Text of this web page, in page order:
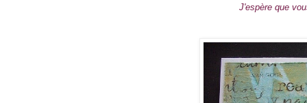
J'espère que